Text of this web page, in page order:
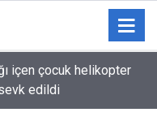
içen çocuk helikopter
edildi
tır tarafından